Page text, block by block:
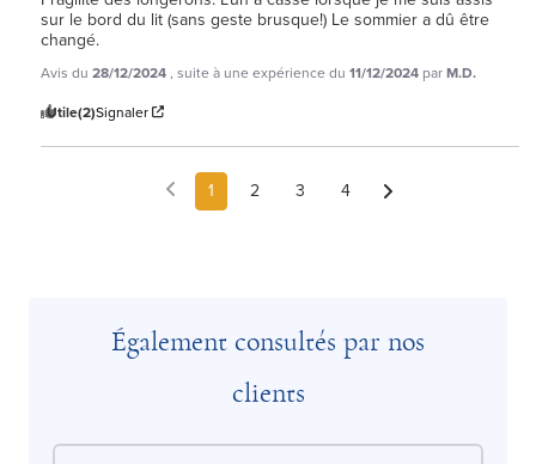
sur le bord du lit (sans geste brusque!) Le sommier a dû être
changé.
Avis du 28/12/2024, suite à une expérience du 11/12/2024 parM.D.
Utile(2)Signaler
1 2 3 4
Également consultés par nos
clients